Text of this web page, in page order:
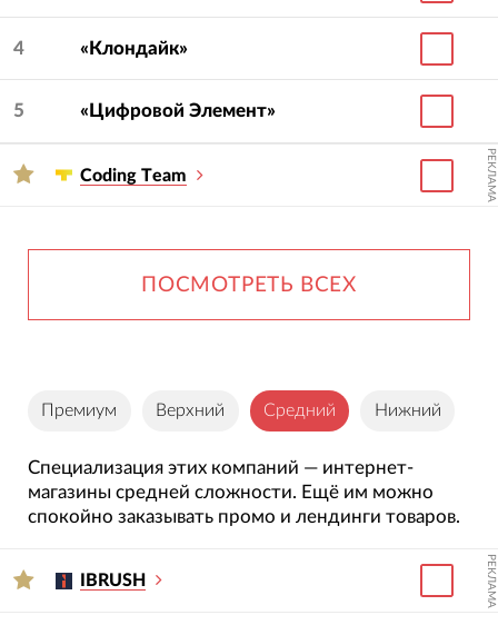
4 «Клондайк»
5 «Цифровой Элемент»
Сoding Тeam РЕКЛАМА
ПОСМОТРЕТЬ ВСЕХ
Премиум Верхний Средний Нижний
Специализация этих компаний — интернет-
магазины средней сложности. Ещё им можно
спокойно заказывать промо и лендинги товаров.
IBRUSH РЕКЛАМА